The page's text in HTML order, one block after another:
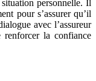
personnelle. Il
pour s’assurer qu’il
avec l’assureur
renforcer la confiance